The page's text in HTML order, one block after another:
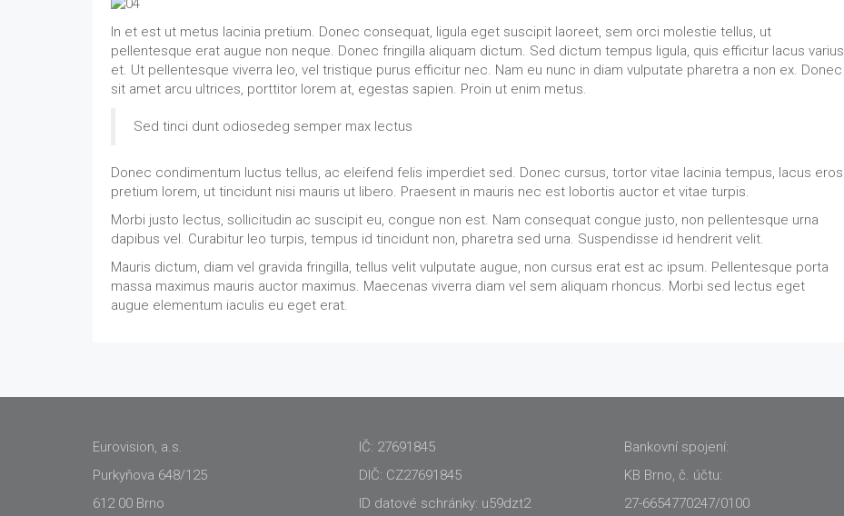
In et est ut metus lacinia pretium. Donec consequat, ligula eget suscipit laoreet, sem orci molestie tellus, ut
pellentesque erat augue non neque. Donec fringilla aliquam dictum. Sed dictum tempus ligula, quis efficitur lacus varius
et. Ut pellentesque viverra leo, vel tristique purus efficitur nec. Nam eu nunc in diam vulputate pharetra a non ex. Donec
sit amet arcu ultrices, porttitor lorem at, egestas sapien. Proin ut enim metus.
Sed tinci dunt odiosedeg semper max lectus
Donec condimentum luctus tellus, ac eleifend felis imperdiet sed. Donec cursus, tortor vitae lacinia tempus, lacus eros
pretium lorem, ut tincidunt nisi mauris ut libero. Praesent in mauris nec est lobortis auctor et vitae turpis.
Morbi justo lectus, sollicitudin ac suscipit eu, congue non est. Nam consequat congue justo, non pellentesque urna
dapibus vel. Curabitur leo turpis, tempus id tincidunt non, pharetra sed urna. Suspendisse id hendrerit velit.
Mauris dictum, diam vel gravida fringilla, tellus velit vulputate augue, non cursus erat est ac ipsum. Pellentesque porta
massa maximus mauris auctor maximus. Maecenas viverra diam vel sem aliquam rhoncus. Morbi sed lectus eget
augue elementum iaculis eu eget erat.
Eurovision, a.s.
Purkyňova 648/125
612 00 Brno
IČ: 27691845
DIČ: CZ27691845
ID datové schránky: u59dzt2
Bankovní spojení:
KB Brno, č. účtu:
27-6654770247/0100